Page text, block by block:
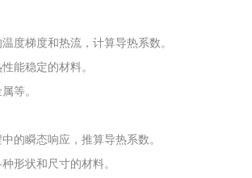
度梯度和热流，计算导热系数。
能稳定的材料。
等。
的瞬态响应，推算导热系数。
形状和尺寸的材料。